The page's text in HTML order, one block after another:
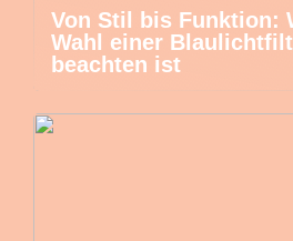
Von Stil bis Funktion:
Wahl einer
beachten ist